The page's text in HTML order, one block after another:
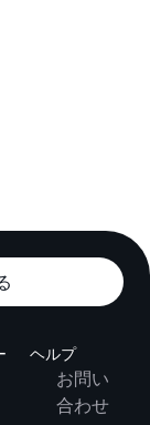
ヘルプ
お問い
合わせ